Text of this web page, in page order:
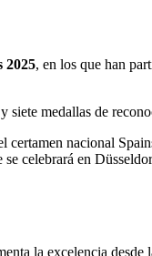
2025, en los que han
siete medallas de
nacional
celebrará en
la excelencia desde